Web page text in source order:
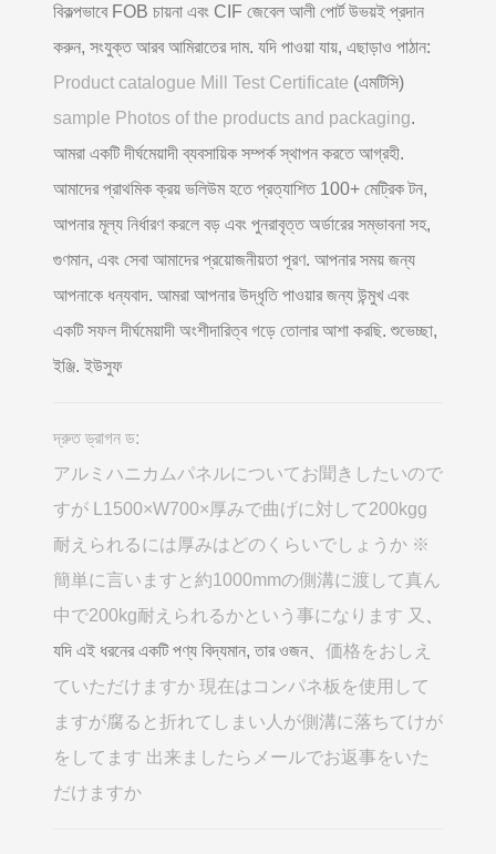
বিকল্পভাবে FOB চায়না এবং CIF জেবেল আলী পোর্ট উভয়ই প্রদান
করুন, সংযুক্ত আরব আমিরাতের দাম. যদি পাওয়া যায়, এছাড়াও পাঠান:
Product catalogue Mill Test Certificate (এমটিসি)
sample Photos of the products and packaging.
আমরা একটি দীর্ঘমেয়াদী ব্যবসায়িক সম্পর্ক স্থাপন করতে আগ্রহী.
আমাদের প্রাথমিক ক্রয় ভলিউম হতে প্রত্যাশিত 100+ মেট্রিক টন,
আপনার মূল্য নির্ধারণ করলে বড় এবং পুনরাবৃত্ত অর্ডারের সম্ভাবনা সহ,
গুণমান, এবং সেবা আমাদের প্রয়োজনীয়তা পূরণ. আপনার সময় জন্য
আপনাকে ধন্যবাদ. আমরা আপনার উদ্ধৃতি পাওয়ার জন্য উন্মুখ এবং
একটি সফল দীর্ঘমেয়াদী অংশীদারিত্ব গড়ে তোলার আশা করছি. শুভেচ্ছা,
ইঞ্জি. ইউসুফ
দ্রুত ড্রাগন ড:
アルミハニカムパネルについてお聞きしたいので
すが L1500×W700×厚みで曲げに対して200kgg
耐えられるには厚みはどのくらいでしょうか ※
簡単に言いますと約1000mmの側溝に渡して真ん
中で200kg耐えられるかという事になります 又
যদি এই ধরনের একটি পণ্য বিদ্যমান, তার ওজন、 価格をおしえ
ていただけますか 現在はコンパネ板を使用して
ますが腐ると折れてしまい人が側溝に落ちてけが
をしてます 出来ましたらメールでお返事をいた
だけますか